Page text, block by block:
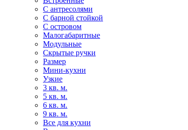
С антресолями
С барной стойкой
С островом
Малогабаритные
Модульные
Скрытые ручки
Размер
Мини-кухни
Узкие
3 кв. м.
5 кв. м.
6 кв. м.
9 кв. м.
Все для кухни